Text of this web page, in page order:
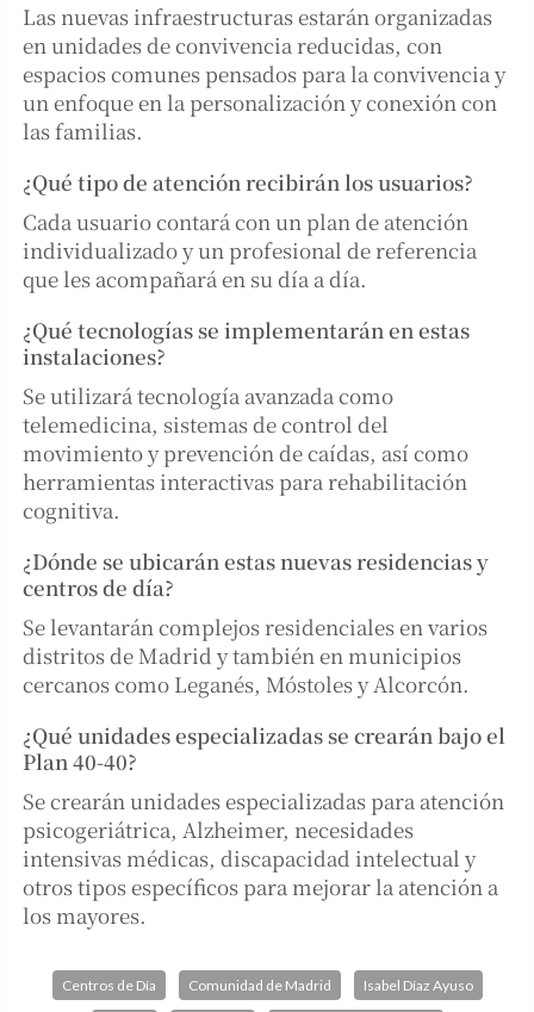
Las nuevas infraestructuras estarán organizadas
en unidades de convivencia reducidas, con
espacios comunes pensados para la convivencia y
un enfoque en la personalización y conexión con
las familias.
¿Qué tipo de atención recibirán los usuarios?
Cada usuario contará con un plan de atención
individualizado y un profesional de referencia
que les acompañará en su día a día.
¿Qué tecnologías se implementarán en estas
instalaciones?
Se utilizará tecnología avanzada como
telemedicina, sistemas de control del
movimiento y prevención de caídas, así como
herramientas interactivas para rehabilitación
cognitiva.
¿Dónde se ubicarán estas nuevas residencias y
centros de día?
Se levantarán complejos residenciales en varios
distritos de Madrid y también en municipios
cercanos como Leganés, Móstoles y Alcorcón.
¿Qué unidades especializadas se crearán bajo el
Plan 40-40?
Se crearán unidades especializadas para atención
psicogeriátrica, Alzheimer, necesidades
intensivas médicas, discapacidad intelectual y
otros tipos específicos para mejorar la atención a
los mayores.
Centros de Día Comunidad de Madrid Isabel Díaz Ayuso